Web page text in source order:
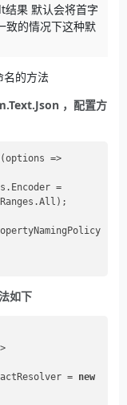
果 默认会将首字
致的情况下这种默
的方法
，配置方
=>
如下
= new